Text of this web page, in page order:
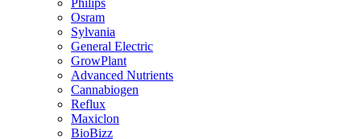
Philips
Osram
Sylvania
General Electric
GrowPlant
Advanced Nutrients
Cannabiogen
Reflux
Maxiclon
BioBizz